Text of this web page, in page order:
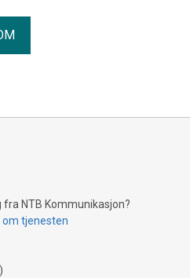
NTB Kommunikasjon?
om tjenesten